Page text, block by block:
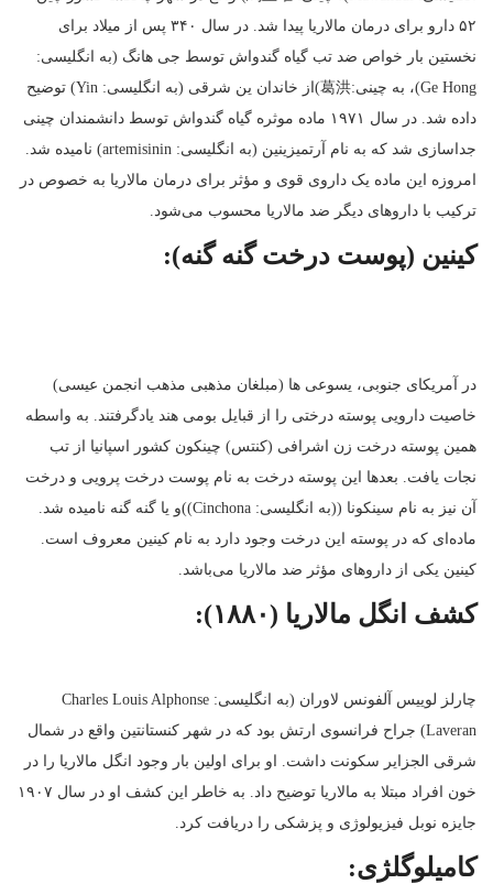
۵۲ دارو برای درمان مالاریا پیدا شد. در سال ۳۴۰ پس از میلاد برای
نخستین بار خواص ضد تب گیاه گندواش توسط جی هانگ (به انگلیسی:
Ge Hong)، به چینی:葛洪)از خاندان ین شرقی (به انگلیسی: Yin) توضیح
داده شد. در سال ۱۹۷۱ ماده موثره گیاه گندواش توسط دانشمندان چینی
جداسازی شد که به نام آرتمیزینین (به انگلیسی: artemisinin) نامیده شد.
امروزه این ماده یک داروی قوی و مؤثر برای درمان مالاریا به خصوص در
ترکیب با داروهای دیگر ضد مالاریا محسوب می‌شود.
کینین (پوست درخت گنه گنه):
در آمریکای جنوبی، یسوعی ها (مبلغان مذهبی مذهب انجمن عیسی)
خاصیت دارویی پوسته درختی را از قبایل بومی هند یادگرفتند. به واسطه
همین پوسته درخت زن اشرافی (کنتس) چینکون کشور اسپانیا از تب
نجات یافت. بعدها این پوسته درخت به نام پوست درخت پرویی و درخت
آن نیز به نام سینکونا ((به انگلیسی: Cinchona))و یا گنه گنه نامیده شد.
ماده‌ای که در پوسته این درخت وجود دارد به نام کینین معروف است.
کینین یکی از داروهای مؤثر ضد مالاریا می‌باشد.
کشف انگل مالاریا (۱۸۸۰):
چارلز لوییس آلفونس لاوران (به انگلیسی: Charles Louis Alphonse
Laveran) جراح فرانسوی ارتش بود که در شهر کنستانتین واقع در شمال
شرقی الجزایر سکونت داشت. او برای اولین بار وجود انگل مالاریا را در
خون افراد مبتلا به مالاریا توضیح داد. به خاطر این کشف او در سال ۱۹۰۷
جایزه نوبل فیزیولوژی و پزشکی را دریافت کرد.
کامیلوگلژی: